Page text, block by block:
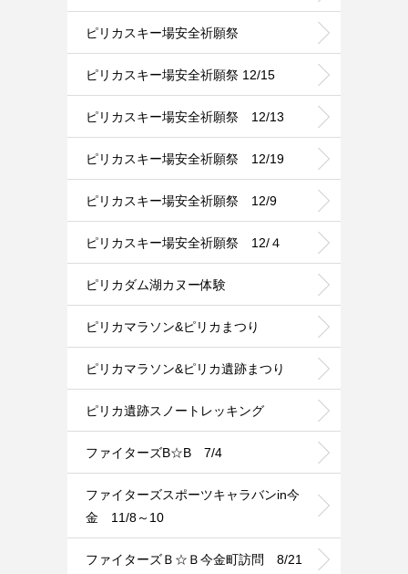
ピリカスキー場安全祈願祭
ピリカスキー場安全祈願祭 12/15
ピリカスキー場安全祈願祭 12/13
ピリカスキー場安全祈願祭 12/19
ピリカスキー場安全祈願祭 12/9
ピリカスキー場安全祈願祭 12/４
ピリカダム湖カヌー体験
ピリカマラソン&ピリカまつり
ピリカマラソン&ピリカ遺跡まつり
ピリカ遺跡スノートレッキング
ファイターズB☆B 7/4
ファイターズスポーツキャラバンin今
金 11/8～10
ファイターズＢ☆Ｂ今金町訪問 8/21